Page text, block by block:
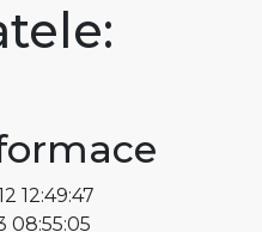
12:49:47
08:55:05